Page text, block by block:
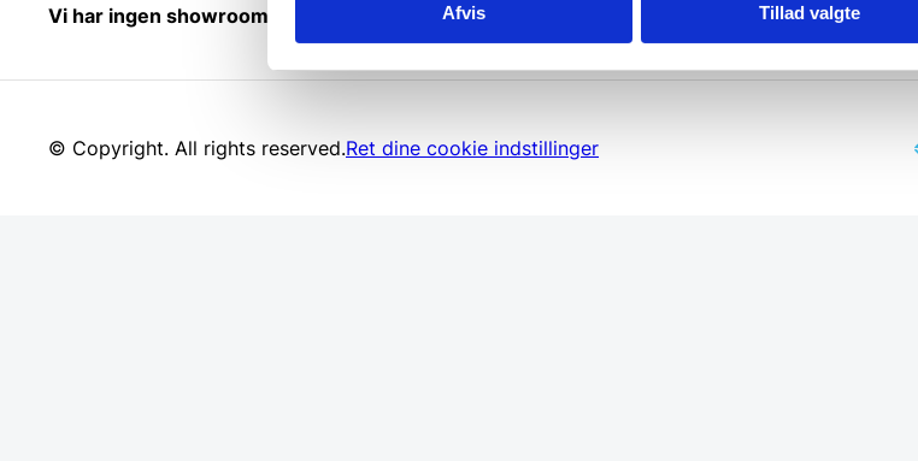
Afvis Tillad valgte
Vi har ingen showroom.
© Copyright. All rights reserved.Ret dine cookie indstillinger